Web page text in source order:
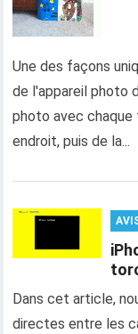
Une des façons
de l'appareil photo
photo avec
endroit, puis de la...
Dans cet article,
directes entre les